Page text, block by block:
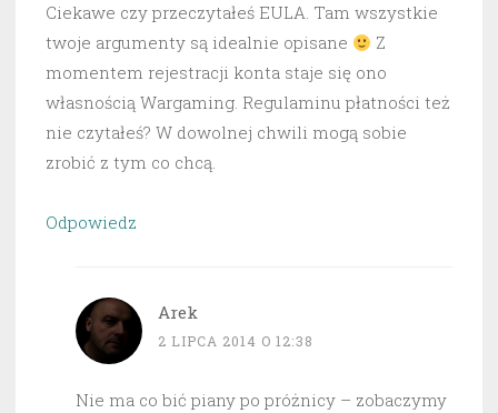
Ciekawe czy przeczytałeś EULA. Tam wszystkie
twoje argumenty są idealnie opisane
Z
momentem rejestracji konta staje się ono
własnością Wargaming. Regulaminu płatności też
nie czytałeś? W dowolnej chwili mogą sobie
zrobić z tym co chcą.
Odpowiedz
Arek
2 LIPCA 2014 O 12:38
Nie ma co bić piany po próżnicy – zobaczymy